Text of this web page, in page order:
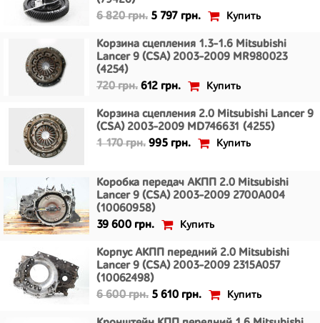
6 820 грн. 5 797 грн. Купить
Корзина сцепления 1.3-1.6 Mitsubishi
Lancer 9 (CSA) 2003-2009 MR980023
(4254)
720 грн. 612 грн. Купить
Корзина сцепления 2.0 Mitsubishi Lancer 9
(CSA) 2003-2009 MD746631 (4255)
1 170 грн. 995 грн. Купить
Коробка передач АКПП 2.0 Mitsubishi
Lancer 9 (CSA) 2003-2009 2700A004
(10060958)
39 600 грн.
Купить
Корпус АКПП передний 2.0 Mitsubishi
Lancer 9 (CSA) 2003-2009 2315A057
(10062498)
6 600 грн. 5 610 грн. Купить